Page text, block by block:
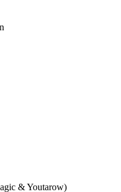
& Youtarow)